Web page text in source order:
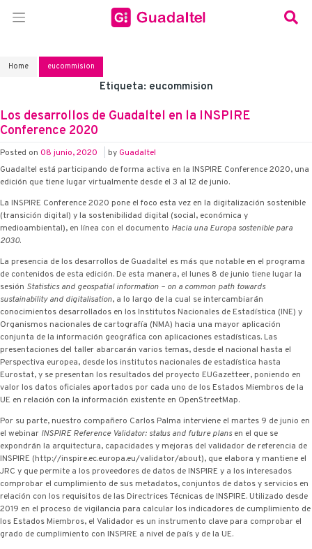
Home eucommision
Etiqueta: eucommision
Los desarrollos de Guadaltel en la INSPIRE
Conference 2020
Posted on 08 junio, 2020 by Guadaltel
Guadaltel está participando de forma activa en la INSPIRE Conference 2020, una
edición que tiene lugar virtualmente desde el 3 al 12 de junio.
La INSPIRE Conference 2020 pone el foco esta vez en la digitalización sostenible
(transición digital) y la sostenibilidad digital (social, económica y
medioambiental), en línea con el documento Hacia una Europa sostenible para
2030.
La presencia de los desarrollos de Guadaltel es más que notable en el programa
de contenidos de esta edición. De esta manera, el lunes 8 de junio tiene lugar la
sesión Statistics and geospatial information – on a common path towards
sustainability and digitalisation, a lo largo de la cual se intercambiarán
conocimientos desarrollados en los Institutos Nacionales de Estadística (INE) y
Organismos nacionales de cartografía (NMA) hacia una mayor aplicación
conjunta de la información geográfica con aplicaciones estadísticas. Las
presentaciones del taller abarcarán varios temas, desde el nacional hasta el
Perspectiva europea, desde los institutos nacionales de estadística hasta
Eurostat, y se presentan los resultados del proyecto EUGazetteer, poniendo en
valor los datos oficiales aportados por cada uno de los Estados Miembros de la
UE en relación con la información existente en OpenStreetMap.
Por su parte, nuestro compañero Carlos Palma interviene el martes 9 de junio en
el webinar INSPIRE Reference Validator: status and future plansen el que se
expondrán la arquitectura, capacidades y mejoras del validador de referencia de
INSPIRE (http://inspire.ec.europa.eu/validator/about), que elabora y mantiene el
JRC y que permite a los proveedores de datos de INSPIRE y a los interesados
comprobar el cumplimiento de sus metadatos, conjuntos de datos y servicios en
relación con los requisitos de las Directrices Técnicas de INSPIRE. Utilizado desde
2019 en el proceso de vigilancia para calcular los indicadores de cumplimiento de
los Estados Miembros, el Validador es un instrumento clave para comprobar el
grado de cumplimiento con INSPIRE a nivel de país y de la UE.